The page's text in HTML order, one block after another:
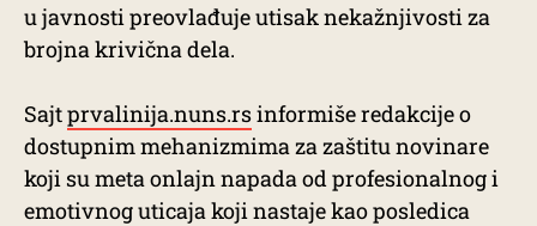
u javnosti preovlađuje utisak nekažnjivosti za
brojna krivična dela.
Sajtprvalinija.nuns.rsinformiše redakcije o
dostupnim mehanizmima za zaštitu novinare
koji su meta onlajn napada od profesionalnog i
emotivnog uticaja koji nastaje kao posledica